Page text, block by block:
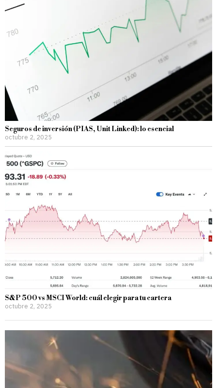
Seguros de inversión (PIAS, Unit Linked): lo esencial
octubre 2, 2025
S&P 500 vs MSCI World: cuál elegir para tu cartera
octubre 2, 2025